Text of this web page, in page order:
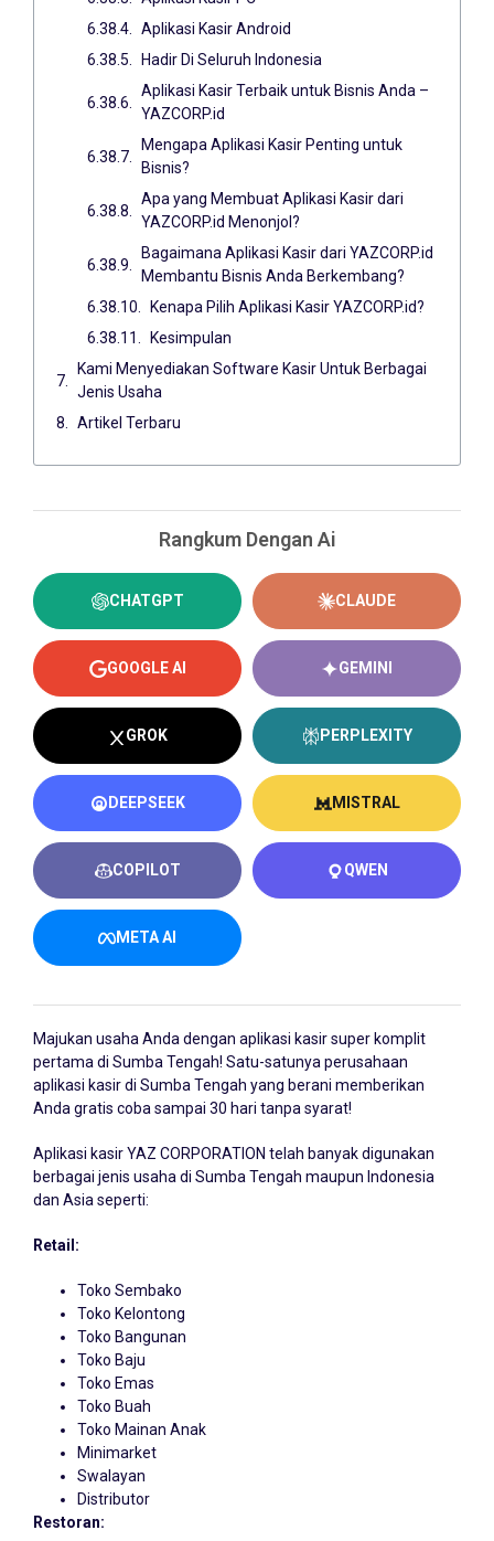
Aplikasi Kasir Android
Hadir Di Seluruh Indonesia
Aplikasi Kasir Terbaik untuk Bisnis Anda –
YAZCORP.id
Mengapa Aplikasi Kasir Penting untuk
Bisnis?
Apa yang Membuat Aplikasi Kasir dari
YAZCORP.id Menonjol?
Bagaimana Aplikasi Kasir dari YAZCORP.id
Membantu Bisnis Anda Berkembang?
Kenapa Pilih Aplikasi Kasir YAZCORP.id?
Kesimpulan
Kami Menyediakan Software Kasir Untuk Berbagai
Jenis Usaha
Artikel Terbaru
Rangkum Dengan Ai
CHATGPT CLAUDE
GOOGLE AI GEMINI
GROK PERPLEXITY
DEEPSEEK MISTRAL
COPILOT QWEN
META AI
Majukan usaha Anda dengan aplikasi kasirsuper komplit
pertama di Sumba Tengah! Satu-satunya perusahaan
aplikasi kasir di Sumba Tengah yang berani memberikan
Anda gratis coba sampai 30 hari tanpa syarat!
Aplikasi kasir YAZ CORPORATION telah banyak digunakan
berbagai jenis usaha di Sumba Tengah maupun Indonesia
dan Asia seperti:
Retail:
Toko Sembako
Toko Kelontong
Toko Bangunan
Toko Baju
Toko Emas
Toko Buah
Toko Mainan Anak
Minimarket
Swalayan
Distributor
Restoran: